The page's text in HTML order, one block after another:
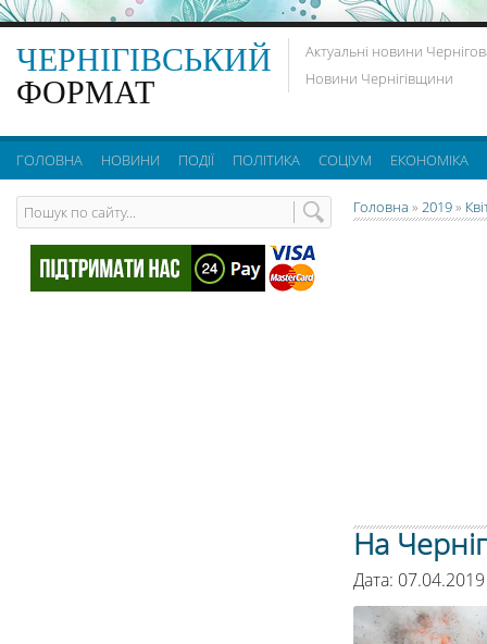
ЧЕРНІГІВСЬКИЙ
ФОРМАТ
Актуальні новини
Новини Чернігівщини
ГОЛОВНА НОВИНИ ПОДІЇ ПОЛІТИКА СОЦІУМ ЕКОНОМІКА
Головна » 2019»
На
Дата: